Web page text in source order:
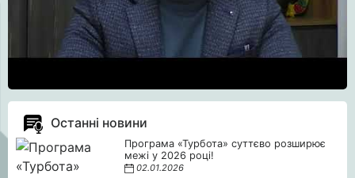
Останні новини
Програма «Турбота» суттєво розширює
межі у 2026 році!
02.01.2026